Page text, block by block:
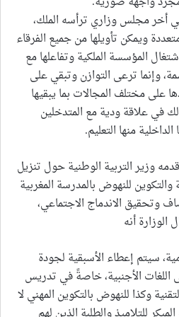
أخر مجلس وزاري ترأسه الملك،
ويمكن تأويلها من جميع الفرقاء
المؤسسة الملكية وتفاعلها مع
وإنما ترعى التوازن وتبقي على
مختلف المجالات بما يبقيها
في علاقة ودية مع المتدخلين
منها التعليم.
وزير التربية الوطنية حول تنزيل
للنهوض بالمدرسة المغربية
وتحقيق الاندماج الاجتماعي،
أنه
سيتم إعطاء الأسبقية لجودة
اللغات الأجنبية، خاصةً في تدريس
وكذا للنهوض بالتكوين المهني لا